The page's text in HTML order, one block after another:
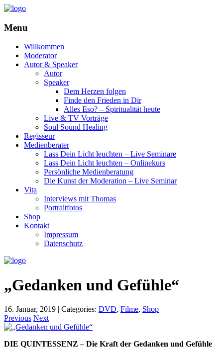
Menu
Willkommen
Moderator
Autor & Speaker
Autor
Speaker
Dem Herzen folgen
Finde den Frieden in Dir
Alles Eso? – Spiritualität heute
Live & TV Vorträge
Soul Sound Healing
Regisseur
Medienberater
Lass Dein Licht leuchten – Live Seminare
Lass Dein Licht leuchten – Onlinekurs
Persönliche Medienberatung
Die Kunst der Moderation – Live Seminar
Vita
Interviews mit Thomas
Portraitfotos
Shop
Kontakt
Impressum
Datenschutz
„Gedanken und Gefühle“
16. Januar, 2019 | Categories: DVD, Filme, Shop
Previous Next
DIE QUINTESSENZ – Die Kraft der Gedanken und Gefühle